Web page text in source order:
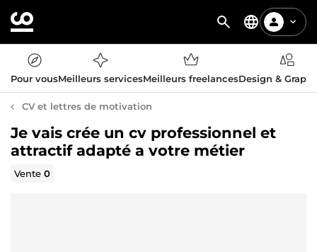
Pour vousMeilleurs servicesMeilleurs freelancesDesign &
CV et lettres de motivation
Je vais crée un cv professionnel et
attractif adapté a votre métier
Vente0